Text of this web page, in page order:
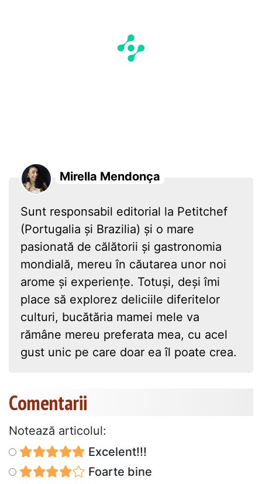
Mirella Mendonça
Sunt responsabil editorial la Petitchef
(Portugalia și Brazilia) și o mare
pasionată de călătorii și gastronomia
mondială, mereu în căutarea unor noi
arome și experiențe. Totuși, deși îmi
place să explorez deliciile diferitelor
culturi, bucătăria mamei mele va
rămâne mereu preferata mea, cu acel
gust unic pe care doar ea îl poate crea.
Comentarii
Notează articolul:
Excelent!!!
Foarte bine